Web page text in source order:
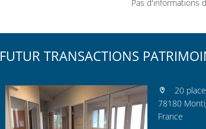
Pas d'informations
FUTUR TRANSACTIONS
20
78180
France